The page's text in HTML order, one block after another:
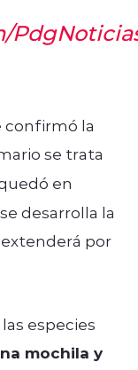
confirmó la
se trata
en
desarrolla la
por
especies
mochila y